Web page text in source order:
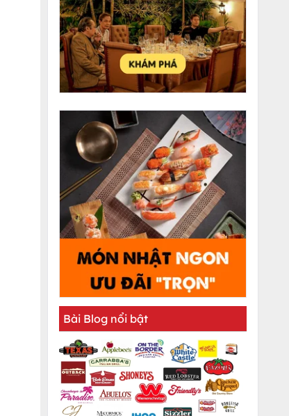
Bài Blog nổi bật